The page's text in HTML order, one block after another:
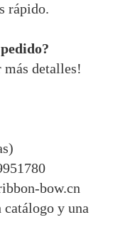
rápido.
más detalles!
bow.cn
catálogo y una